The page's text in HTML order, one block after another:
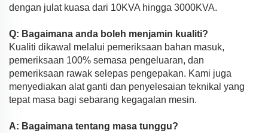
dengan julat kuasa dari 10KVA hingga 3000KVA.
Q: Bagaimana anda boleh menjamin kualiti?
Kualiti dikawal melalui pemeriksaan bahan masuk,
pemeriksaan 100% semasa pengeluaran, dan
pemeriksaan rawak selepas pengepakan. Kami juga
menyediakan alat ganti dan penyelesaian teknikal yang
tepat masa bagi sebarang kegagalan mesin.
A: Bagaimana tentang masa tunggu?